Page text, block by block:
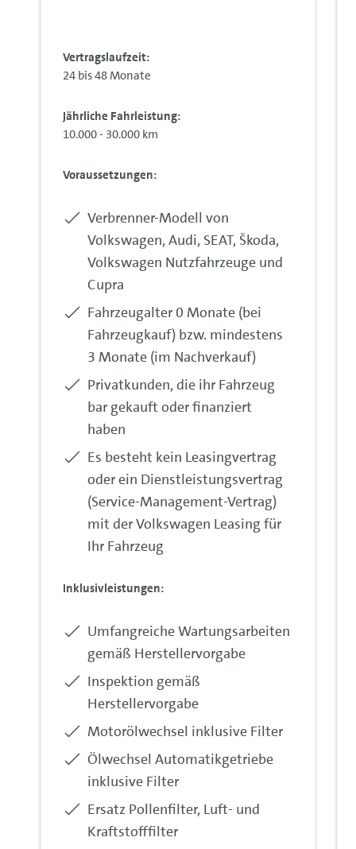
Vertragslaufzeit:
24 bis 48 Monate
Jährliche Fahrleistung:
10.000 - 30.000 km
Voraussetzungen:
Enthalten:
Verbrenner-Modell von
Volkswagen, Audi, SEAT, Škoda,
Volkswagen Nutzfahrzeuge und
Cupra
Enthalten:
Fahrzeugalter 0 Monate (bei
Fahrzeugkauf) bzw. mindestens
3 Monate (im Nachverkauf)
Enthalten:
Privatkunden, die ihr Fahrzeug
bar gekauft oder finanziert
haben
Enthalten:
Es besteht kein Leasingvertrag
oder ein Dienstleistungsvertrag
(Service-Management-Vertrag)
mit der Volkswagen Leasing für
Ihr Fahrzeug
Inklusivleistungen:
Enthalten:
Umfangreiche Wartungsarbeiten
gemäß Herstellervorgabe
Enthalten:
Inspektion gemäß
Herstellervorgabe
Enthalten:
Motorölwechsel inklusive Filter
Enthalten:
Ölwechsel Automatikgetriebe
inklusive Filter
Enthalten:
Ersatz Pollenfilter, Luft- und
Kraftstofffilter